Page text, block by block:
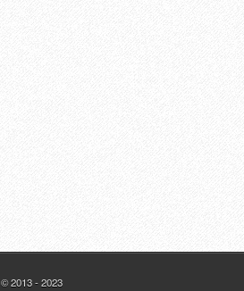
© 2013 - 2023